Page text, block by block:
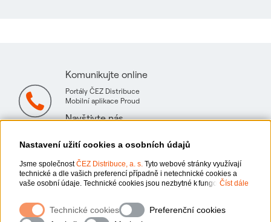
Nastavení užití cookies a osobních údajů
Jsme společnostČEZ Distribuce, a. s. Tyto webové stránky využívají
technické a dle vašich preferencí případně i netechnické cookies a
vaše osobní údaje. Technické cookies jsou nezbytné k fungování
webové stránky vašim preferencím, k personalizaci reklam a analytice.
Pro sběr a zpracování netechnických cookies a vašich osobních údajů,
Číst dále
Technické cookies
Preferenční cookies
Komunikujte online
Portály ČEZ Distribuce
Mobilní aplikace Proud
Navštivte nás
Ochrana osobních údajů